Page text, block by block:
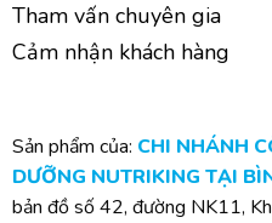
Tham vấn chuyên gia
Cảm nhận khách hàng
Sản phẩm của: CHI NHÁNH
DƯỠNG NUTRIKING TẠI
bản đồ số 42, đường NK11,